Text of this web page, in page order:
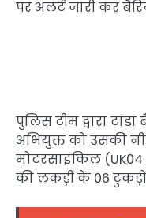
पर अलर्ट जारी कर
पुलिस टीम द्वारा
अभियुक्त को उसकी
मोटरसाइकिल
की लकड़ी के 06 टुकड़ों